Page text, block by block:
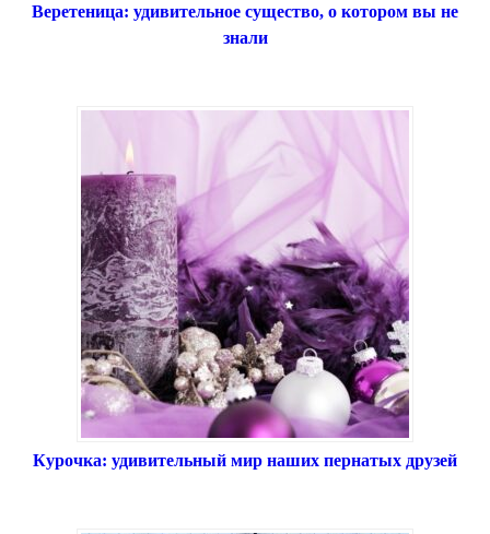
Веретеница: удивительное существо, о котором вы не
знали
Курочка: удивительный мир наших пернатых друзей